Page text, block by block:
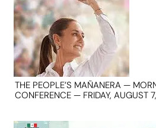
THE PEOPLE’S MAÑANERA —
CONFERENCE — FRIDAY, AUGUST